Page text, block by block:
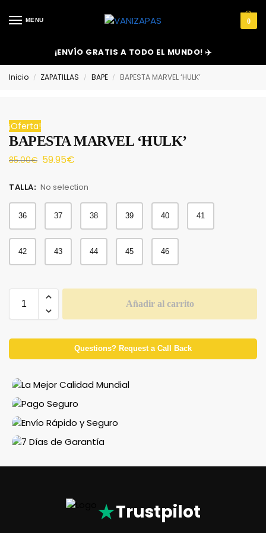
MENU 0
¡ENVÍO GRATIS A TODO EL MUNDO! ✈️
Inicio / ZAPATILLAS / BAPE / BAPESTA MARVEL ‘HULK’
¡Oferta!
BAPESTA MARVEL ‘HULK’
85.00€ 59.95€
TALLA: No selection
36 37 38 39 40 41
42 43 44 45 46
Añadir al carrito
Questions? Request a Call Back
★Trustpilot